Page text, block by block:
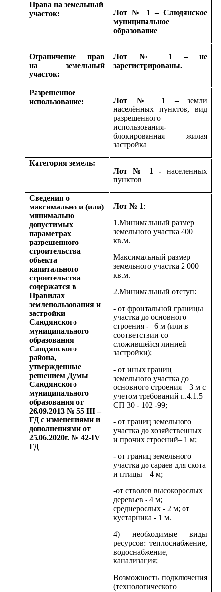
Права на земельный
участок:
Лот № 1 – Слюдянское
муниципальное
образование
Ограничение прав
на земельный
участок:
Лот № 1 – не
зарегистрированы.
Разрешенное
использование:
Лот № 1 –земли
населённых пунктов, вид
разрешенного
использования-
блокированная жилая
застройка
Категория земель:
Лот № 1 -населенных
пунктов
Сведения о
максимально и (или)
минимально
допустимых
параметрах
разрешенного
строительства
объекта
капитального
строительства
содержатся в
Правилах
землепользования и
застройки
Слюдянского
муниципального
образования
Слюдянского
района,
утвержденные
решением Думы
Слюдянского
муниципального
образования от
26.09.2013 № 55 III –
ГД с изменениями и
дополнениями от
25.06.2020г. № 42-IV
ГД
Лот № 1:
1.Минимальный размер
земельного участка 400
кв.м.
Максимальный размер
земельного участка 2 000
кв.м.
2.Минимальный отступ:
- от фронтальной границы
участка до основного
строения - 6 м (или в
соответствии со
сложившейся линией
застройки);
- от иных границ
земельного участка до
основного строения – 3 м с
учетом требований п.4.1.5
СП 30 - 102 -99;
- от границ земельного
участка до хозяйственных
и прочих строений– 1 м;
- от границ земельного
участка до сараев для скота
и птицы – 4 м;
-от стволов высокорослых
деревьев - 4 м;
среднерослых - 2 м; от
кустарника - 1 м.
4) необходимые виды
ресурсов: теплоснабжение,
водоснабжение,
канализация;
Возможность подключения
(технологического